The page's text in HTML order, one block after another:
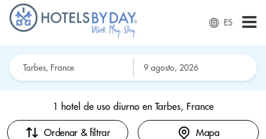
ES
1 hotel de uso diurno en Tarbes, France
Ordenar & filtrar Mapa